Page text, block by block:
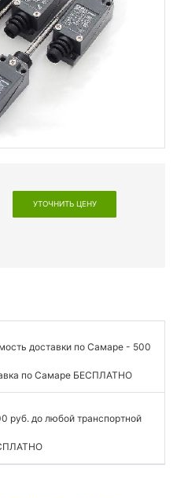
УТОЧНИТЬ ЦЕНУ
доставки по Самаре - 500
по Самаре БЕСПЛАТНО
руб. до любой транспортной